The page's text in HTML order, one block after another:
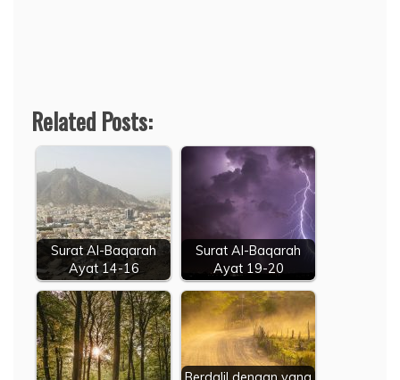
Related Posts:
Surat Al-Baqarah
Ayat 14-16
Surat Al-Baqarah
Ayat 19-20